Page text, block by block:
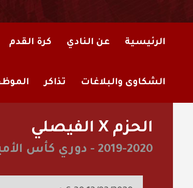
الرئيسية عن النادي كرة القدم
الشكاوى والبلاغات تذاكر
الحزم X الفيصلي
2019-2020
- دوري كأس